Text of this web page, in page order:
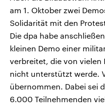
am 1. Oktober zwei
Solidarität mit den
Die dpa habe
kleinen Demo einer
verbreitet, die von vielen
nicht unterstützt werde.
übernommen. Dabei sei
6.000 Teilnehmenden